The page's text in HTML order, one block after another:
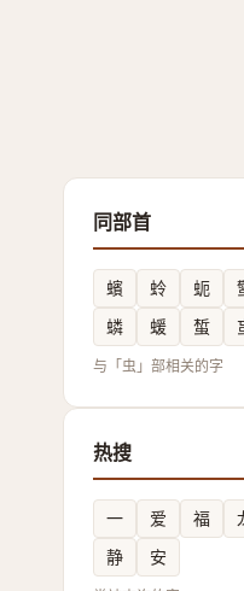
同部首
蠙 蛉 蚅
䗲
蝯 蜤
与「虫」部相关的字
热搜
一 爱 福
静
安